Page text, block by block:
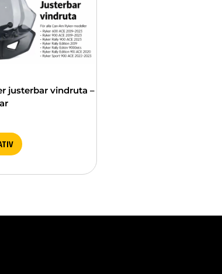
justerbar vindruta –